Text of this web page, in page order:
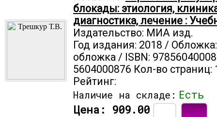
блокады: этиология,
диагностика, лечение :
Издательство: МИА изд.
Год издания: 2018 /
обложка / ISBN:
5604000876 Кол-во страниц:
Рейтинг:
Наличие на складе: Есть
Цена: 909.00